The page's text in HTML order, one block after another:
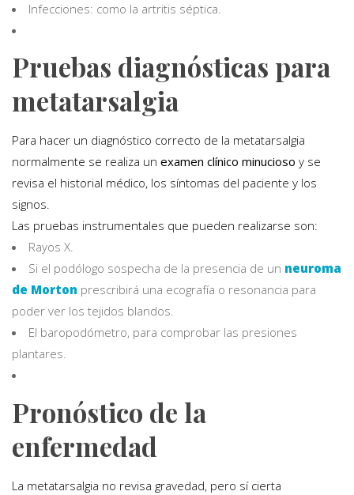
Infecciones: como la artritis séptica.
Pruebas diagnósticas para
metatarsalgia
Para hacer un diagnóstico correcto de la metatarsalgia
normalmente se realiza un examen clínico minucioso y se
revisa el historial médico, los síntomas del paciente y los
signos.
Las pruebas instrumentales que pueden realizarse son:
Rayos X.
Si el podólogo sospecha de la presencia de un neuroma
de Morton prescribirá una ecografía o resonancia para
poder ver los tejidos blandos.
El baropodómetro, para comprobar las presiones
plantares.
Pronóstico de la
enfermedad
La metatarsalgia no revisa gravedad, pero sí cierta